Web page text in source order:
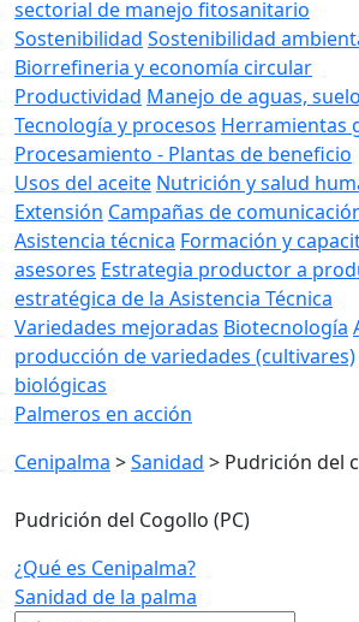
sectorial de manejo fitosanitario
Sostenibilidad Sostenibilidad
Biorrefineria y economía circular
Productividad Manejo de aguas,
Tecnología y procesos Herramientas
Procesamiento - Plantas de beneficio
Usos del aceite Nutrición y salud
Extensión Campañas de
Asistencia técnica Formación y
asesores Estrategia productor a
estratégica de la Asistencia Técnica
Variedades mejoradas Biotecnología
producción de variedades (cultivares)
biológicas
Palmeros en acción
Cenipalma >Sanidad > Pudrición del
Pudrición del Cogollo (PC)
¿Qué es Cenipalma?
Sanidad de la palma